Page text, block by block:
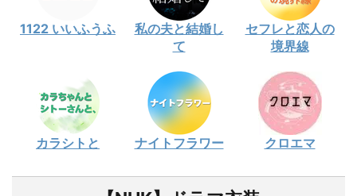
1122 いいふうふ
私の夫と結婚し
て
セフレと恋人の
境界線
カラシトと ナイトフラワー クロエマ